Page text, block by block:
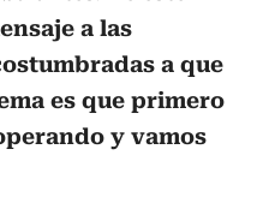
a las
a que
es que primero
y vamos